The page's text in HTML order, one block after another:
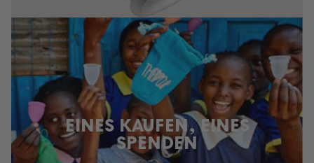
EINES KAUFEN, EINES
SPENDEN